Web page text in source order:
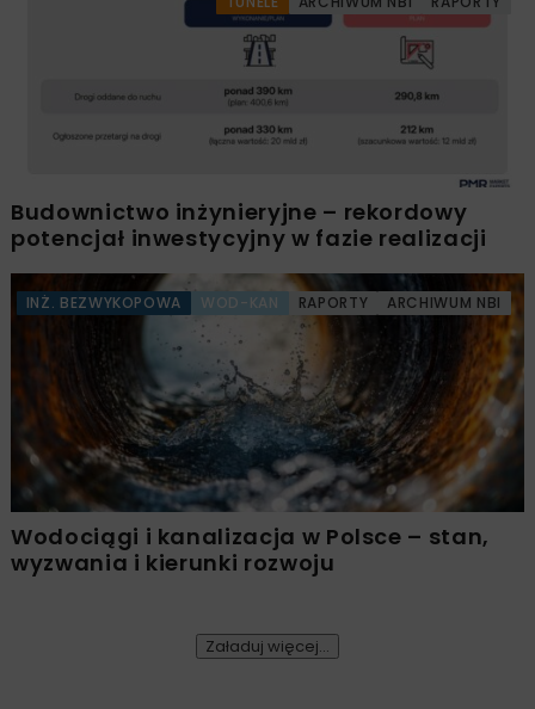
Budownictwo inżynieryjne – rekordowy
potencjał inwestycyjny w fazie realizacji
INŻ. BEZWYKOPOWA WOD-KAN RAPORTY ARCHIWUM NBI
Wodociągi i kanalizacja w Polsce – stan,
wyzwania i kierunki rozwoju
Załaduj więcej...